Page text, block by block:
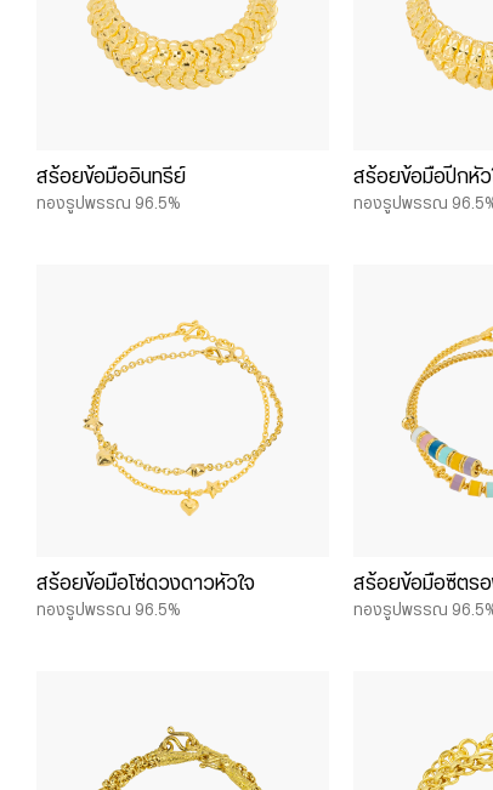
สร้อยข้อมืออินทรีย์
ทองรูปพรรณ 96.5%
สร้อยข้อมือปีกหัว
ทองรูปพรรณ
สร้อยข้อมือโซ่ดวงดาวหัวใจ
ทองรูปพรรณ 96.5%
สร้อยข้อมือซีตรอ
ทองรูปพรรณ